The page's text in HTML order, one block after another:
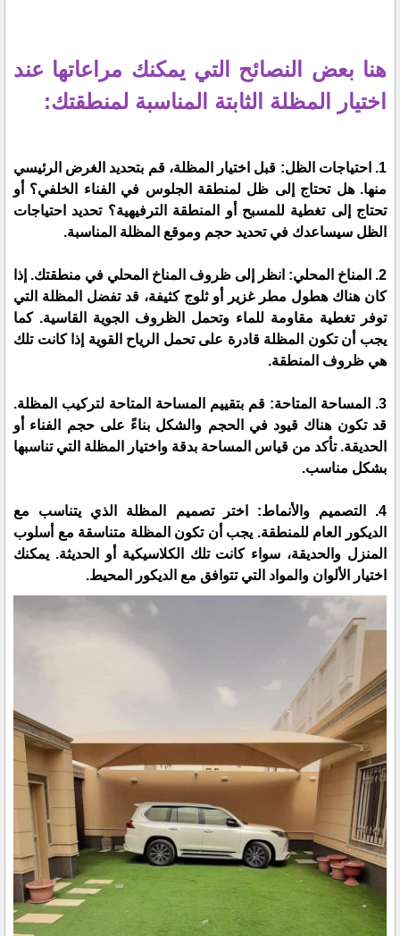
هنا بعض النصائح التي يمكنك مراعاتها عند
اختيار المظلة الثابتة المناسبة لمنطقتك:
1. احتياجات الظل: قبل اختيار المظلة، قم بتحديد الغرض الرئيسي
منها. هل تحتاج إلى ظل لمنطقة الجلوس في الفناء الخلفي؟ أو
تحتاج إلى تغطية للمسبح أو المنطقة الترفيهية؟ تحديد احتياجات
الظل سيساعدك في تحديد حجم وموقع المظلة المناسبة.
2. المناخ المحلي: انظر إلى ظروف المناخ المحلي في منطقتك. إذا
كان هناك هطول مطر غزير أو ثلوج كثيفة، قد تفضل المظلة التي
توفر تغطية مقاومة للماء وتحمل الظروف الجوية القاسية. كما
يجب أن تكون المظلة قادرة على تحمل الرياح القوية إذا كانت تلك
هي ظروف المنطقة.
3. المساحة المتاحة: قم بتقييم المساحة المتاحة لتركيب المظلة.
قد تكون هناك قيود في الحجم والشكل بناءً على حجم الفناء أو
الحديقة. تأكد من قياس المساحة بدقة واختيار المظلة التي تناسبها
بشكل مناسب.
4. التصميم والأنماط: اختر تصميم المظلة الذي يتناسب مع
الديكور العام للمنطقة. يجب أن تكون المظلة متناسقة مع أسلوب
المنزل والحديقة، سواء كانت تلك الكلاسيكية أو الحديثة. يمكنك
اختيار الألوان والمواد التي تتوافق مع الديكور المحيط.